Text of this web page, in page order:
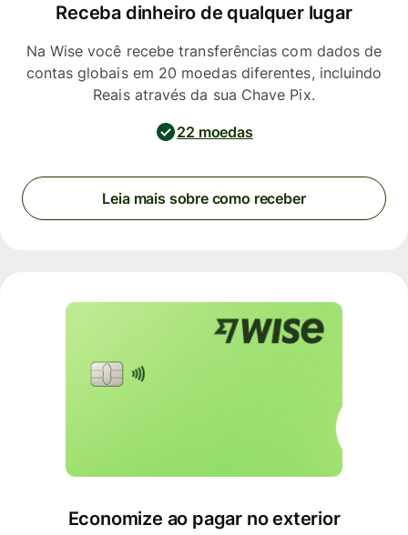
Receba dinheiro de qualquer lugar
Na Wise você recebe transferências com dados de
contas globais em 20 moedas diferentes, incluindo
Reais através da sua Chave Pix.
22 moedas
Leia mais sobre como receber
Economize ao pagar no exterior